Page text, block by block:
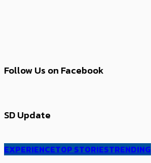
Follow Us on Facebook
SD Update
EXPERIENCETOP STORIESTRENDING